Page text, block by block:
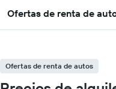
Ofertas de renta de
Ofertas de renta de autos